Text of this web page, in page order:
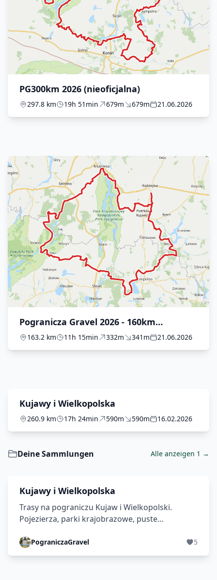
PG300km 2026 (nieoficjalna)
297.8 km 19h 51min 679m 679m 21.06.2026
Pogranicza Gravel 2026 - 160km
(nieoficjalna)
163.2 km 11h 15min 332m 341m 21.06.2026
Kujawy i Wielkopolska
260.9 km 17h 24min 590m 590m 16.02.2026
Deine Sammlungen Alle anzeigen 1 →
Kujawy i Wielkopolska
Trasy na pograniczu Kujaw i Wielkopolski.
Pojezierza, parki krajobrazowe, puste
PograniczaGravel 5